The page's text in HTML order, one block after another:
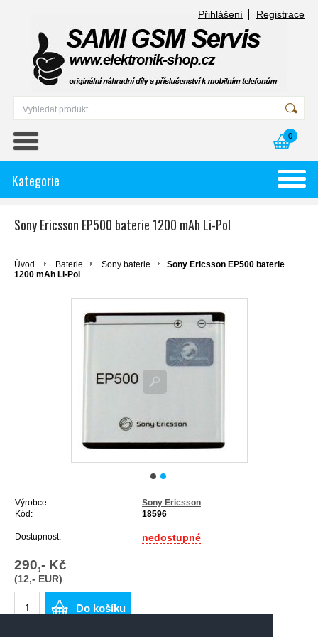
Přihlášení Registrace
0
Kategorie
Sony Ericsson EP500 baterie 1200 mAh Li-Pol
Úvod Baterie Sony baterie
Sony Ericsson EP500 baterie
1200 mAh Li-Pol
Výrobce:
Sony Ericsson
Kód:
18596
Dostupnost: nedostupné
290,- Kč
(12,- EUR)
Do košíku